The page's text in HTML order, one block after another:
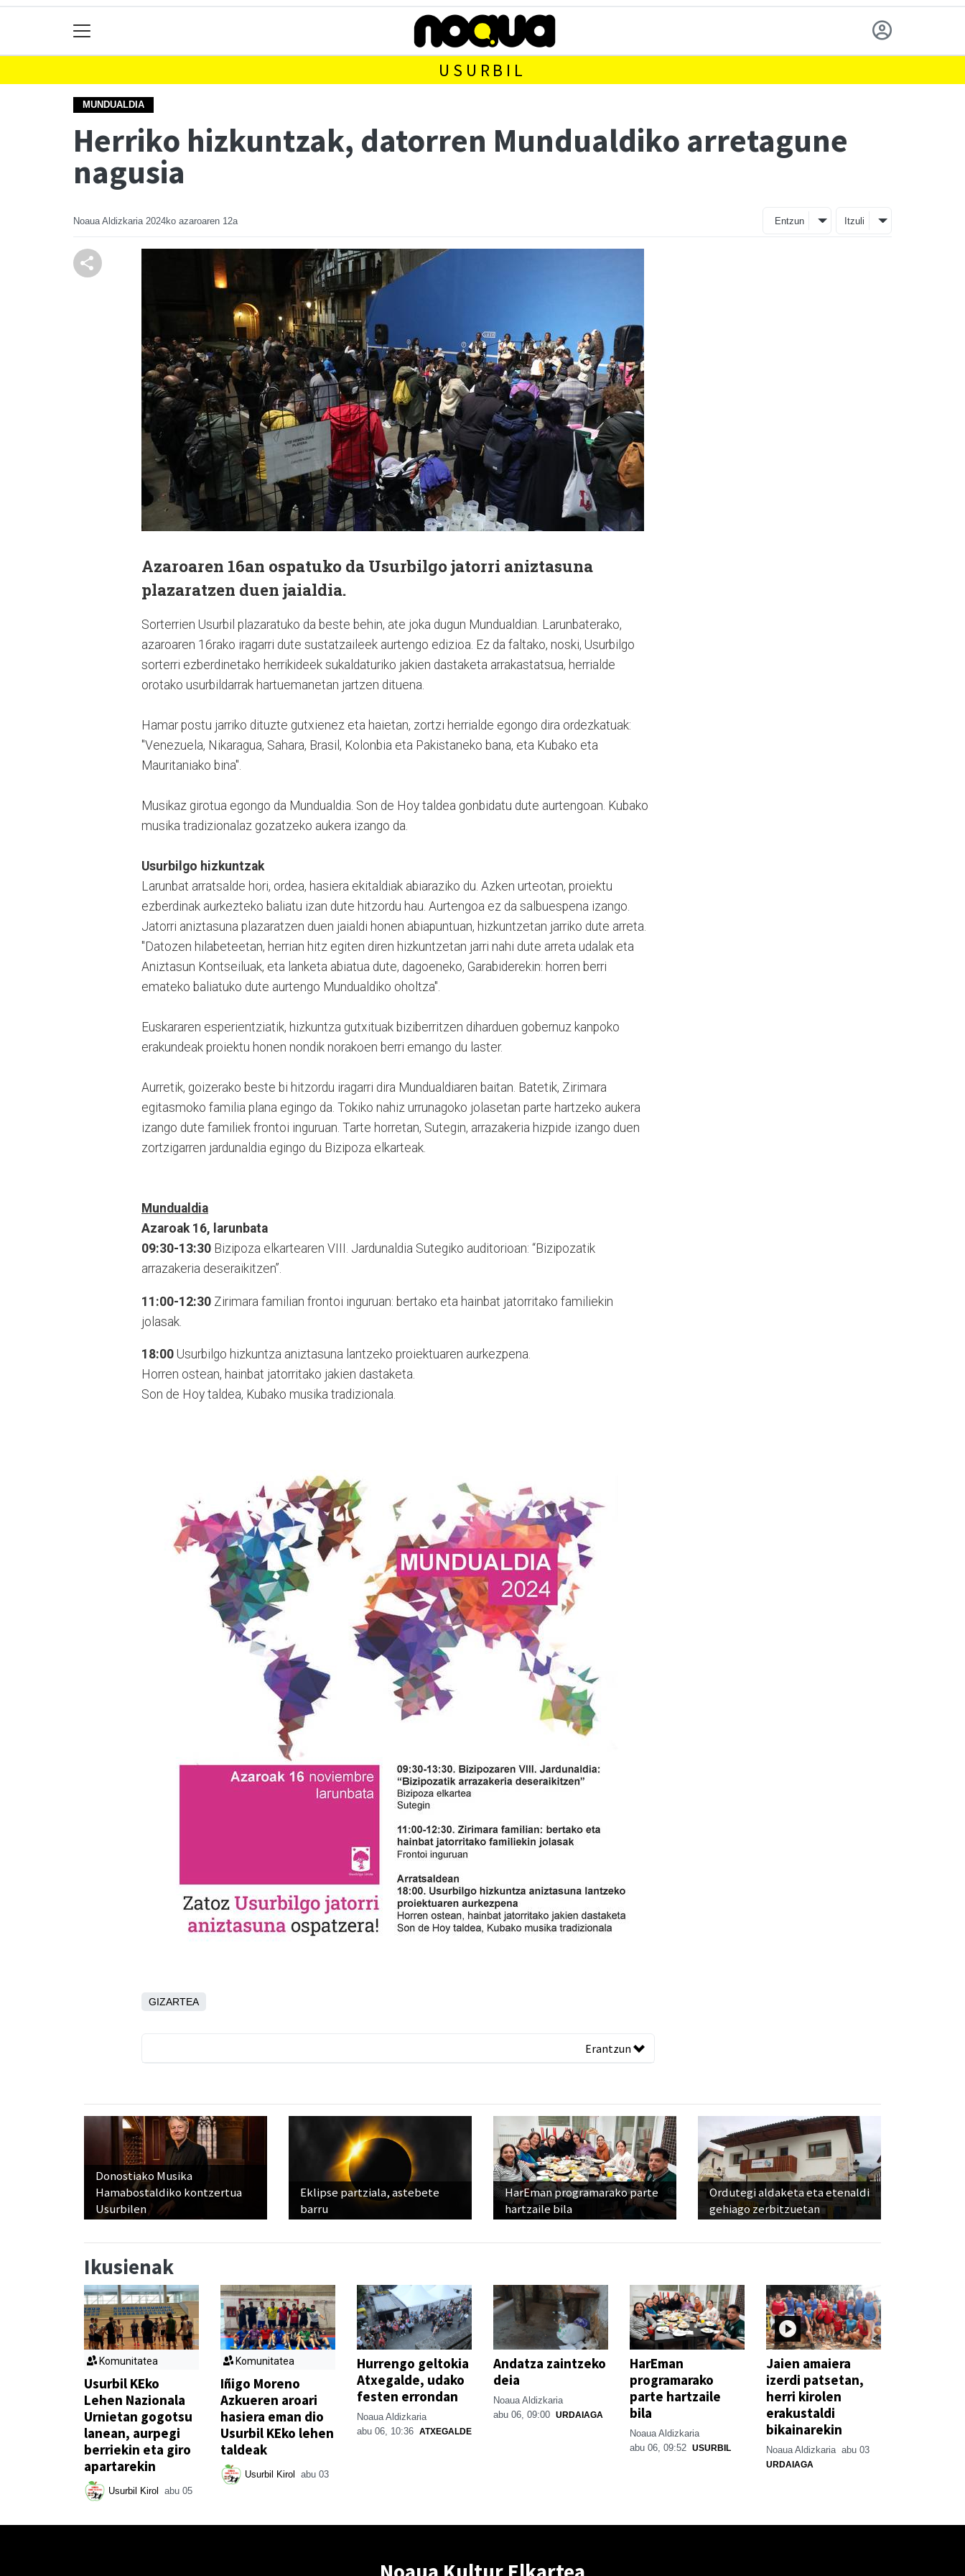
USURBIL
MUNDUALDIA
Herriko hizkuntzak, datorren Mundualdiko arretagune
nagusia
Noaua Aldizkaria 2024ko azaroaren 12a Entzun Itzuli
Azaroaren 16an ospatuko da Usurbilgo jatorri aniztasuna
plazaratzen duen jaialdia.
Sorterrien Usurbil plazaratuko da beste behin, ate joka dugun Mundualdian. Larunbaterako,
azaroaren 16rako iragarri dute sustatzaileek aurtengo edizioa. Ez da faltako, noski, Usurbilgo
sorterri ezberdinetako herrikideek sukaldaturiko jakien dastaketa arrakastatsua, herrialde
orotako usurbildarrak hartuemanetan jartzen dituena.
Hamar postu jarriko dituzte gutxienez eta haietan, zortzi herrialde egongo dira ordezkatuak:
"Venezuela, Nikaragua, Sahara, Brasil, Kolonbia eta Pakistaneko bana, eta Kubako eta
Mauritaniako bina".
Musikaz girotua egongo da Mundualdia. Son de Hoy taldea gonbidatu dute aurtengoan. Kubako
musika tradizionalaz gozatzeko aukera izango da.
Usurbilgo hizkuntzak
Larunbat arratsalde hori, ordea, hasiera ekitaldiak abiaraziko du. Azken urteotan, proiektu
ezberdinak aurkezteko baliatu izan dute hitzordu hau. Aurtengoa ez da salbuespena izango.
Jatorri aniztasuna plazaratzen duen jaialdi honen abiapuntuan, hizkuntzetan jarriko dute arreta.
"Datozen hilabeteetan, herrian hitz egiten diren hizkuntzetan jarri nahi dute arreta udalak eta
Aniztasun Kontseiluak, eta lanketa abiatua dute, dagoeneko, Garabiderekin: horren berri
emateko baliatuko dute aurtengo Mundualdiko oholtza".
Euskararen esperientziatik, hizkuntza gutxituak biziberritzen diharduen gobernuz kanpoko
erakundeak proiektu honen nondik norakoen berri emango du laster.
Aurretik, goizerako beste bi hitzordu iragarri dira Mundualdiaren baitan. Batetik, Zirimara
egitasmoko familia plana egingo da. Tokiko nahiz urrunagoko jolasetan parte hartzeko aukera
izango dute familiek frontoi inguruan. Tarte horretan, Sutegin, arrazakeria hizpide izango duen
zortzigarren jardunaldia egingo du Bizipoza elkarteak.
Mundualdia
Azaroak 16, larunbata
09:30-13:30 Bizipoza elkartearen VIII. Jardunaldia Sutegiko auditorioan: “Bizipozatik
arrazakeria deseraikitzen”.
11:00-12:30 Zirimara familian frontoi inguruan: bertako eta hainbat jatorritako familiekin
jolasak.
18:00 Usurbilgo hizkuntza aniztasuna lantzeko proiektuaren aurkezpena.
Horren ostean, hainbat jatorritako jakien dastaketa.
Son de Hoy taldea, Kubako musika tradizionala.
GIZARTEA
Erantzun
Donostiako Musika
Hamabostaldiko kontzertua
Usurbilen
Eklipse partziala, astebete
barru
HarEman programarako parte
hartzaile bila
Ordutegi aldaketa eta etenaldi
gehiago zerbitzuetan
Ikusienak
Komunitatea
Usurbil KEko
Lehen Nazionala
Urnietan gogotsu
lanean, aurpegi
berriekin eta giro
apartarekin
Usurbil Kirol abu 05
Komunitatea
Iñigo Moreno
Azkueren aroari
hasiera eman dio
Usurbil KEko lehen
taldeak
Usurbil Kirol abu 03
Hurrengo geltokia
Atxegalde, udako
festen errondan
Noaua Aldizkaria
abu 06, 10:36 ATXEGALDE
Andatza zaintzeko
deia
Noaua Aldizkaria
abu 06, 09:00 URDAIAGA
HarEman
programarako
parte hartzaile
bila
Noaua Aldizkaria
abu 06, 09:52 USURBIL
Jaien amaiera
izerdi patsetan,
herri kirolen
erakustaldi
bikainarekin
Noaua Aldizkaria abu 03
URDAIAGA